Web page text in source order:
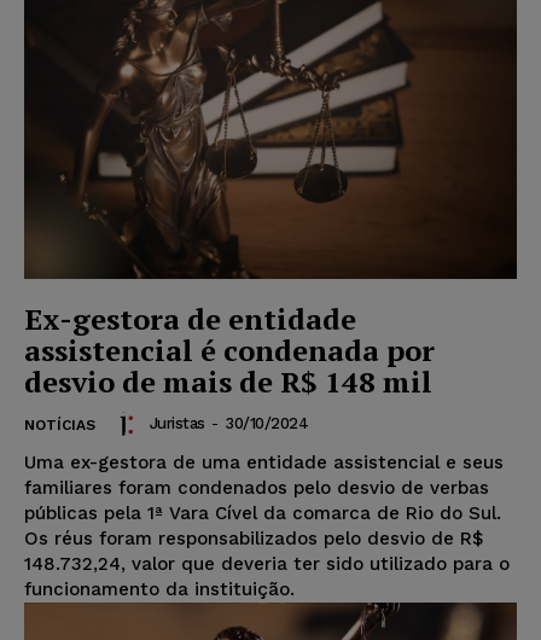
Ex-gestora de entidade
assistencial é condenada por
desvio de mais de R$ 148 mil
NOTÍCIAS Juristas - 30/10/2024
Uma ex-gestora de uma entidade assistencial e seus
familiares foram condenados pelo desvio de verbas
públicas pela 1ª Vara Cível da comarca de Rio do Sul.
Os réus foram responsabilizados pelo desvio de R$
148.732,24, valor que deveria ter sido utilizado para o
funcionamento da instituição.